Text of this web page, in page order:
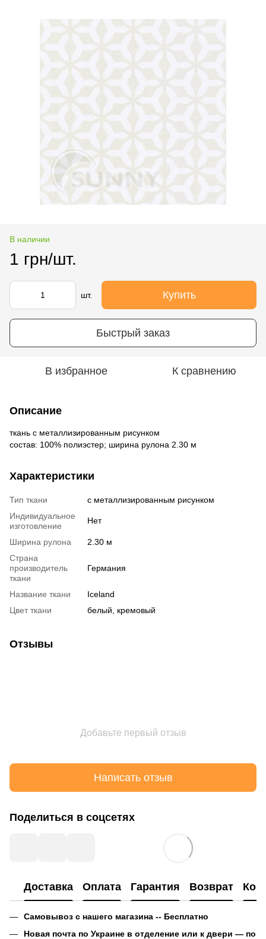
В наличии
1 грн/шт.
шт. Купить
Быстрый заказ
В избранное К сравнению
Описание
ткань с металлизированным рисунком
состав: 100% полиэстер; ширина рулона 2.30 м
Характеристики
Тип ткани
с металлизированным рисунком
Индивидуальное
изготовление
Нет
Ширина рулона
2.30 м
Страна
производитель
ткани
Германия
Название ткани
Iceland
Цвет ткани
белый, кремовый
Отзывы
Добавьте первый отзыв
Написать отзыв
Поделиться в соцсетях
Доставка Оплата Гарантия Возврат
Самовывоз с нашего магазина -- Бесплатно
Новая почта по Украине в отделение или к двери — по